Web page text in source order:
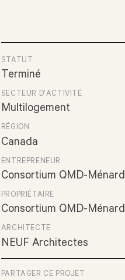
STATUT
Terminé
SECTEUR D'ACTIVITÉ
Multilogement
RÉGION
Canada
ENTREPRENEUR
Consortium QMD-Ménard
PROPRIÉTAIRE
Consortium QMD-Ménard
ARCHITECTE
NEUF Architectes
PARTAGER CE PROJET